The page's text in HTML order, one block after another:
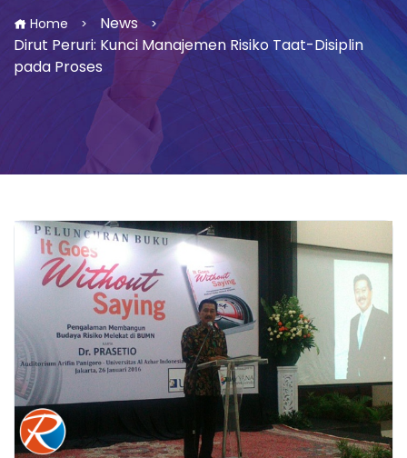
Home > News >
Dirut Peruri: Kunci Manajemen Risiko Taat-Disiplin
pada Proses